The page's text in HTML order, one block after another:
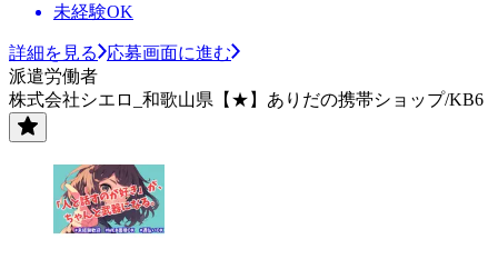
未経験OK
詳細を見る
応募画面に進む
派遣労働者
株式会社シエロ_和歌山県【★】ありだの携帯ショップ/KB6